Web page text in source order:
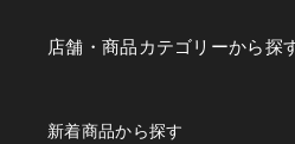
店舗・商品カテゴリーから探
新着商品から探す